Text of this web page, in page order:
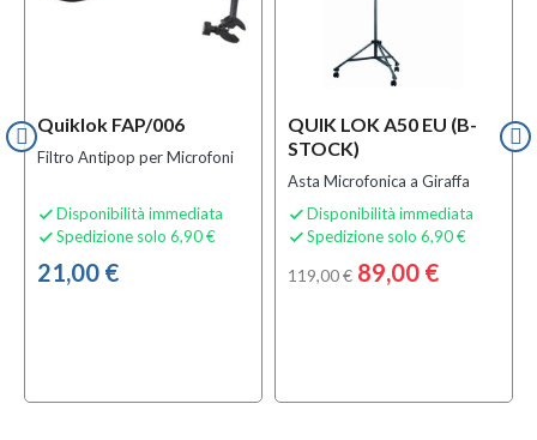
Quiklok FAP/006
Filtro Antipop per Microfoni
 Disponibilità immediata
 Spedizione solo 6,90 €
21,00 €
QUIK LOK A50 EU (B-
STOCK)
Asta Microfonica a Giraffa
 Disponibilità immediata
 Spedizione solo 6,90 €
119,00 € 89,00 €